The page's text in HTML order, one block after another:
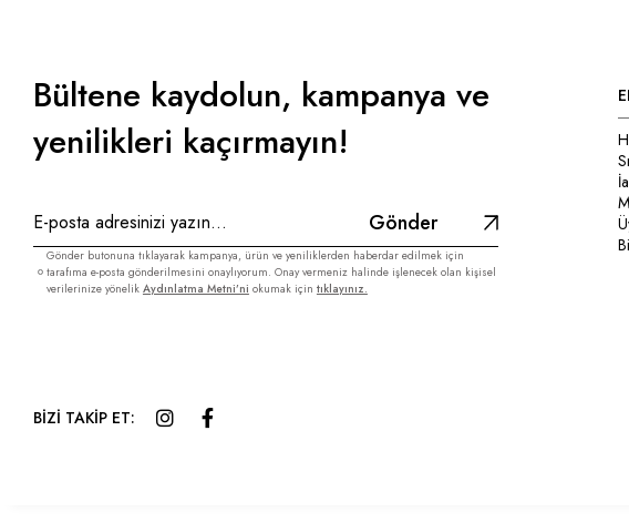
Bültene kaydolun, kampanya ve
yenilikleri kaçırmayın!
Gönder
Gönder butonuna tıklayarak kampanya, ürün ve yeniliklerden haberdar edilmek için
tarafıma e-posta gönderilmesini onaylıyorum. Onay vermeniz halinde işlenecek olan kişisel
verilerinize yönelik Aydınlatma Metni’ni okumak için tıklayınız.
BİZİ TAKİP ET: